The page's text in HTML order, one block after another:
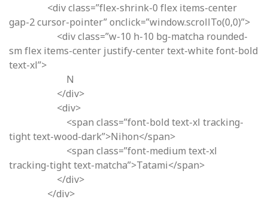
<div class=”flex-shrink-0 flex items-center
gap-2 cursor-pointer” onclick=”window.scrollTo(0,0)”>
<div class=”w-10 h-10 bg-matcha rounded-
sm flex items-center justify-center text-white font-bold
text-xl”>
N
</div>
<div>
<span class=”font-bold text-xl tracking-
tight text-wood-dark”>Nihon</span>
<span class=”font-medium text-xl
tracking-tight text-matcha”>Tatami</span>
</div>
</div>